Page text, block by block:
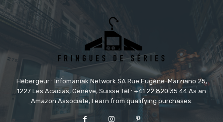
Hébergeur : Infomaniak Network SA Rue Eugène-Marziano 25,
1227 Les Acacias, Genève, Suisse Tél : +41 22 820 35 44 As an
Amazon Associate, I earn from qualifying purchases.